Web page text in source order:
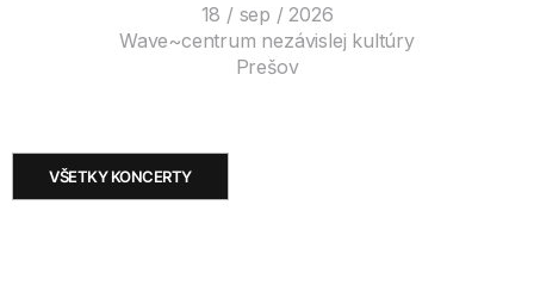
18 / sep / 2026
Wave~centrum nezávislej kultúry
Prešov
VŠETKY KONCERTY